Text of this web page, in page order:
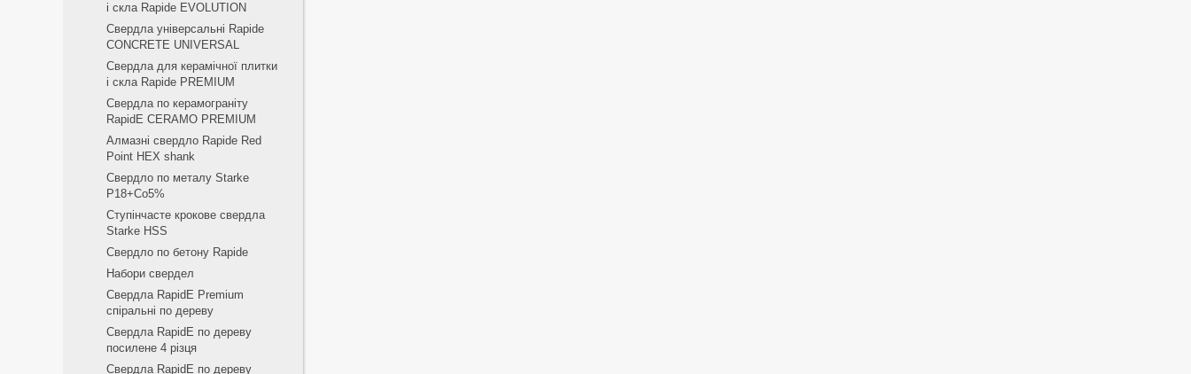
і скла Rapide EVOLUTION
Свердла універсальні Rapide
CONCRETE UNIVERSAL
Свердла для керамічної плитки
і скла Rapide PREMIUM
Свердла по керамограніту
RapidE CERAMO PREMIUM
Алмазні свердло Rapide Red
Point HEX shank
Свердло по металу Starke
Р18+Co5%
Ступінчасте крокове свердла
Starke HSS
Свердло по бетону Rapide
Набори свердел
Свердла RapidE Premium
спіральні по дереву
Свердла RapidE по дереву
посилене 4 різця
Свердла RapidE по дереву